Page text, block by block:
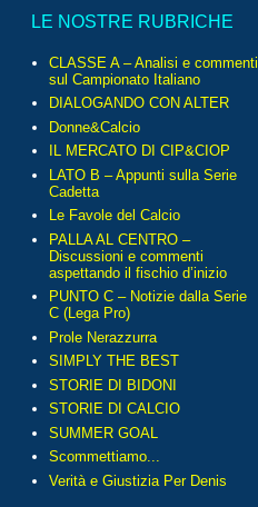
LE NOSTRE RUBRICHE
CLASSE A – Analisi e commenti
sul Campionato Italiano
DIALOGANDO CON ALTER
Donne&Calcio
IL MERCATO DI CIP&CIOP
LATO B – Appunti sulla Serie
Cadetta
Le Favole del Calcio
PALLA AL CENTRO –
Discussioni e commenti
aspettando il fischio d’inizio
PUNTO C – Notizie dalla Serie
C (Lega Pro)
Prole Nerazzurra
SIMPLY THE BEST
STORIE DI BIDONI
STORIE DI CALCIO
SUMMER GOAL
Scommettiamo...
Verità e Giustizia Per Denis